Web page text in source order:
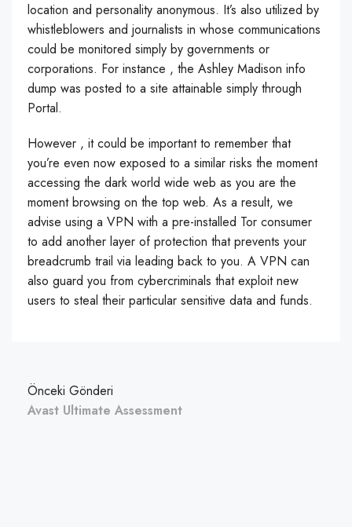
location and personality anonymous. It’s also utilized by
whistleblowers and journalists in whose communications
could be monitored simply by governments or
corporations. For instance , the Ashley Madison info
dump was posted to a site attainable simply through
Portal.
However , it could be important to remember that
you’re even now exposed to a similar risks the moment
accessing the dark world wide web as you are the
moment browsing on the top web. As a result, we
advise using a VPN with a pre-installed Tor consumer
to add another layer of protection that prevents your
breadcrumb trail via leading back to you. A VPN can
also guard you from cybercriminals that exploit new
users to steal their particular sensitive data and funds.
Önceki Gönderi
Avast Ultimate Assessment